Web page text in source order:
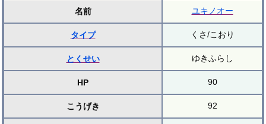
名前 ユキノオー
タイプ くさ/こおり
とくせい ゆきふらし
HP 90
こうげき 92